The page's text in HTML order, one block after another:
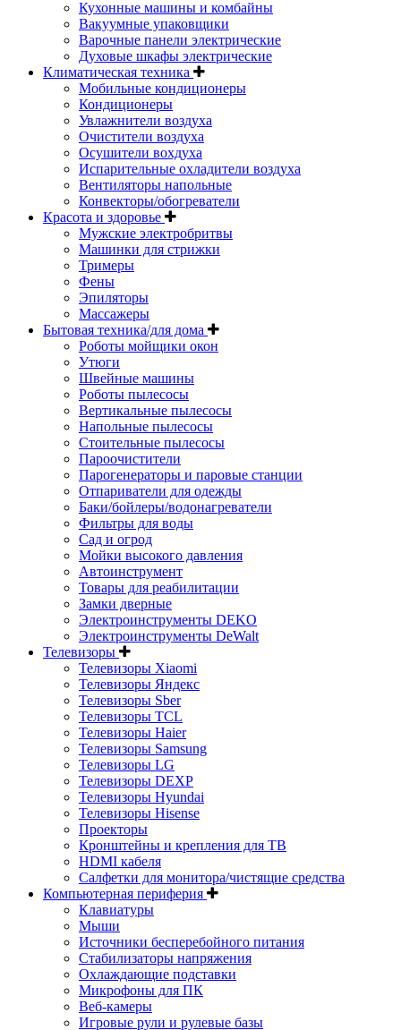
Кухонные машины и комбайны
Вакуумные упаковщики
Варочные панели электрические
Духовые шкафы электрические
Климатическая техника
Мобильные кондиционеры
Кондиционеры
Увлажнители воздуха
Очистители воздуха
Осушители вохдуха
Испарительные охладители воздуха
Вентиляторы напольные
Конвекторы/обогреватели
Красота и здоровье
Мужские электробритвы
Машинки для стрижки
Тримеры
Фены
Эпиляторы
Массажеры
Бытовая техника/для дома
Роботы мойщики окон
Утюги
Швейные машины
Роботы пылесосы
Вертикальные пылесосы
Напольные пылесосы
Стоительные пылесосы
Пароочистители
Парогенераторы и паровые станции
Отпариватели для одежды
Баки/бойлеры/водонагреватели
Фильтры для воды
Сад и огрод
Мойки высокого давления
Автоинструмент
Товары для реабилитации
Замки дверные
Электроинструменты DEKO
Электроинструменты DeWalt
Телевизоры
Телевизоры Xiaomi
Телевизоры Яндекс
Телевизоры Sber
Телевизоры TCL
Телевизоры Haier
Телевизоры Samsung
Телевизоры LG
Телевизоры DEXP
Телевизоры Hyundai
Телевизоры Hisense
Проекторы
Кронштейны и крепления для ТВ
HDMI кабеля
Салфетки для монитора/чистящие средства
Компьютерная периферия
Клавиатуры
Мыши
Источники бесперебойного питания
Стабилизаторы напряжения
Охлаждающие подставки
Микрофоны для ПК
Веб-камеры
Игровые рули и рулевые базы